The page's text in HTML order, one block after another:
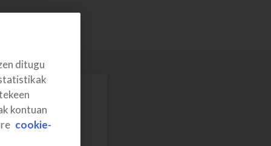
ditugu
kontuan
cookie-